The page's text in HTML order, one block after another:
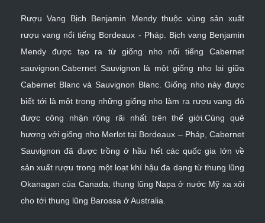
Rượu Vang Bịch Benjamin Mendythuộc vùng sản xuất
rượu vang nổi tiếng Bordeaux - Pháp. Bịch vang Benjamin
Mendy được tạo ra từ giống nho nổi tiếng Cabernet
sauvignon.Cabernet Sauvignon là một giống nho lai giữa
Cabernet Blanc và Sauvignon Blanc. Giống nho này được
biết tới là một trong những giống nho làm ra rượu vang đỏ
được công nhận rộng rãi nhất trên thế giới.Cùng quê
hương với giống nho Merlot tại Bordeaux – Pháp, Cabernet
Sauvignon đã được trồng ở hầu hết các quốc gia lớn về
sản xuất rượu trong một loạt khí hậu đa dạng từ thung lũng
Okanagan của Canada, thung lũng Napa ở nước Mỹ xa xôi
cho tới thung lũng Barossa ở Australia.